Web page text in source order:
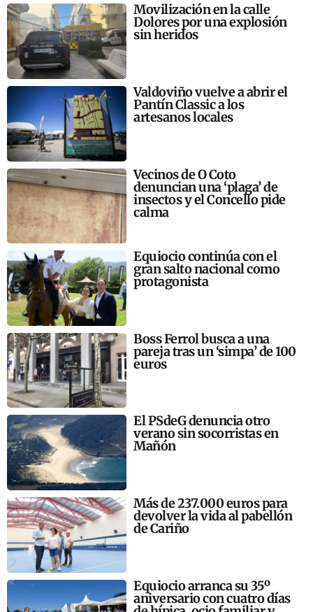
Movilización en la calle
Dolores por una explosión
sin heridos
Valdoviño vuelve a abrir el
Pantín Classic a los
artesanos locales
Vecinos de O Coto
denuncian una ‘plaga’ de
insectos y el Concello pide
calma
Equiocio continúa con el
gran salto nacional como
protagonista
Boss Ferrol busca a una
pareja tras un ‘simpa’ de 100
euros
El PSdeG denuncia otro
verano sin socorristas en
Mañón
Más de 237.000 euros para
devolver la vida al pabellón
de Cariño
Equiocio arranca su 35º
aniversario con cuatro días